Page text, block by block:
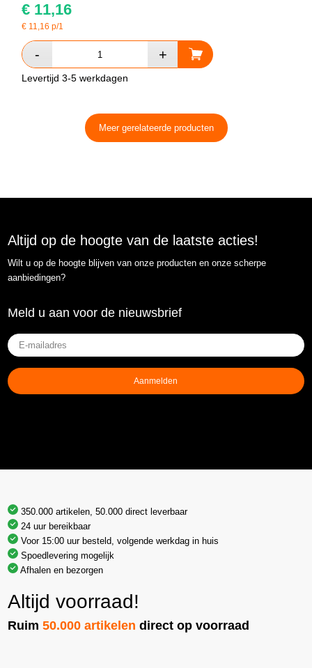
€ 11,16
€ 11,16 p/1
Levertijd 3-5 werkdagen
Meer gerelateerde producten
Altijd op de hoogte van de laatste acties!
Wilt u op de hoogte blijven van onze producten en onze scherpe
aanbiedingen?
Meld u aan voor de nieuwsbrief
E-
mailadres(Vereist)
Aanmelden
350.000 artikelen, 50.000 direct leverbaar
24 uur bereikbaar
Voor 15:00 uur besteld, volgende werkdag in huis
Spoedlevering mogelijk
Afhalen en bezorgen
Altijd voorraad!
Ruim50.000 artikelen direct op voorraad